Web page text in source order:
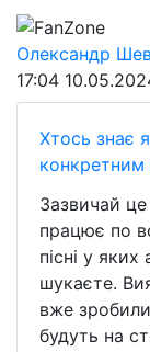
FanZone
Олександр
17:04
Хтось знає
конкретним
Зазвичай
працює по
пісні у
шукаєте.
вже зробили
будуть на